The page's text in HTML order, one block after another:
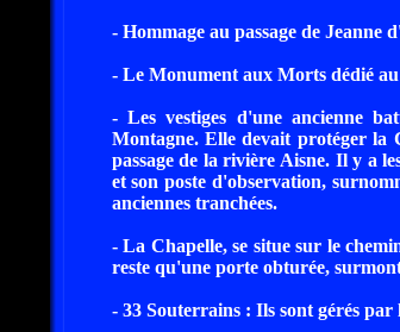
- Hommage au passage de Jeanne
- Le Monument aux Morts dédié
- Les vestiges d'une ancienne
Montagne. Elle devait protéger
passage de la rivière Aisne. Il y a
et son poste d'observation,
anciennes tranchées.
- La Chapelle, se situe sur le
reste qu'une porte obturée,
- 33 Souterrains : Ils sont gérés